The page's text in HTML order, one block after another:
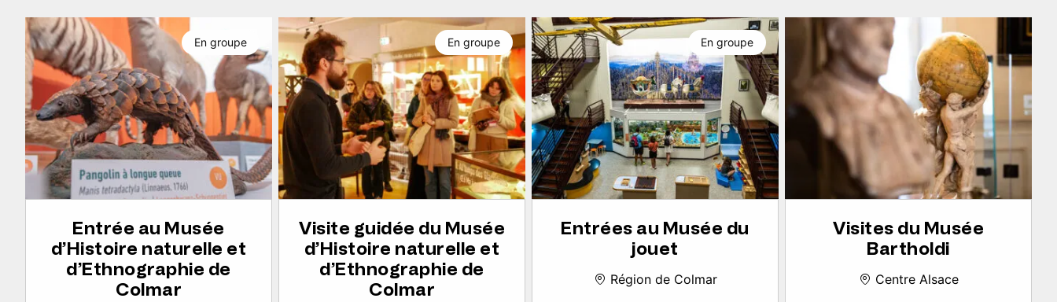
Entrée au Musée
d’Histoire naturelle et
d’Ethnographie de
Colmar
En groupe
Visite guidée du Musée
d’Histoire naturelle et
d’Ethnographie de
Colmar
En groupe
Entrées au Musée du
jouet
Région de Colmar
En groupe
Visites du Musée
Bartholdi
Centre Alsace